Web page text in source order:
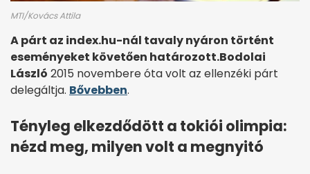
MTI/Kovács Attila
A párt az index.hu-nál tavaly nyáron történt
eseményeket követően határozott.Bodolai
László 2015 novembere óta volt az ellenzéki párt
delegáltja. Bővebben.
Tényleg elkezdődött a tokiói olimpia:
nézd meg, milyen volt a megnyitó